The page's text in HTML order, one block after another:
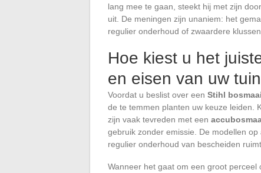
lang mee te gaan, steekt hij met zijn
uit. De meningen zijn unaniem: het
regulier onderhoud of zwaardere klussen.
Hoe kiest u het
en eisen van uw
Voordat u beslist over een Stihl
de te temmen planten uw keuze leiden.
zijn vaak tevreden met een
gebruik zonder emissie. De modellen
regulier onderhoud van bescheiden
Wanneer het gaat om een groot